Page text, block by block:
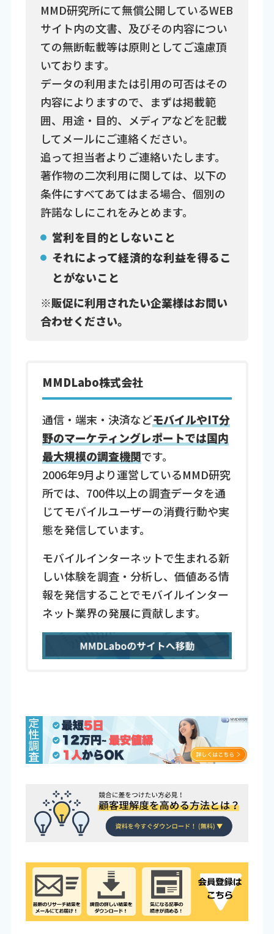
MMD研究所にて無償公開しているWEB
サイト内の文書、及びその内容につい
ての無断転載等は原則としてご遠慮頂
いております。
データの利用または引用の可否はその
内容によりますので、まずは掲載範
囲、用途・目的、メディアなどを記載
してメールにご連絡ください。
追って担当者よりご連絡いたします。
著作物の二次利用に関しては、以下の
条件にすべてあてはまる場合、個別の
許諾なしにこれをみとめます。
営利を目的としないこと
それによって経済的な利益を得るこ
とがないこと
※販促に利用されたい企業様はお問い
合わせください。
MMDLabo株式会社
通信・端末・決済などモバイルやIT分
野のマーケティングレポートでは国内
最大規模の調査機関です。
2006年9月より運営しているMMD研究
所では、700件以上の調査データを通
じてモバイルユーザーの消費行動や実
態を発信しています。
モバイルインターネットで生まれる新
しい体験を調査・分析し、価値ある情
報を発信することでモバイルインター
ネット業界の発展に貢献します。